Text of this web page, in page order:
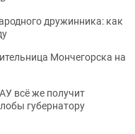
дружинника: как
Мончегорска на
всё же получит
губернатору